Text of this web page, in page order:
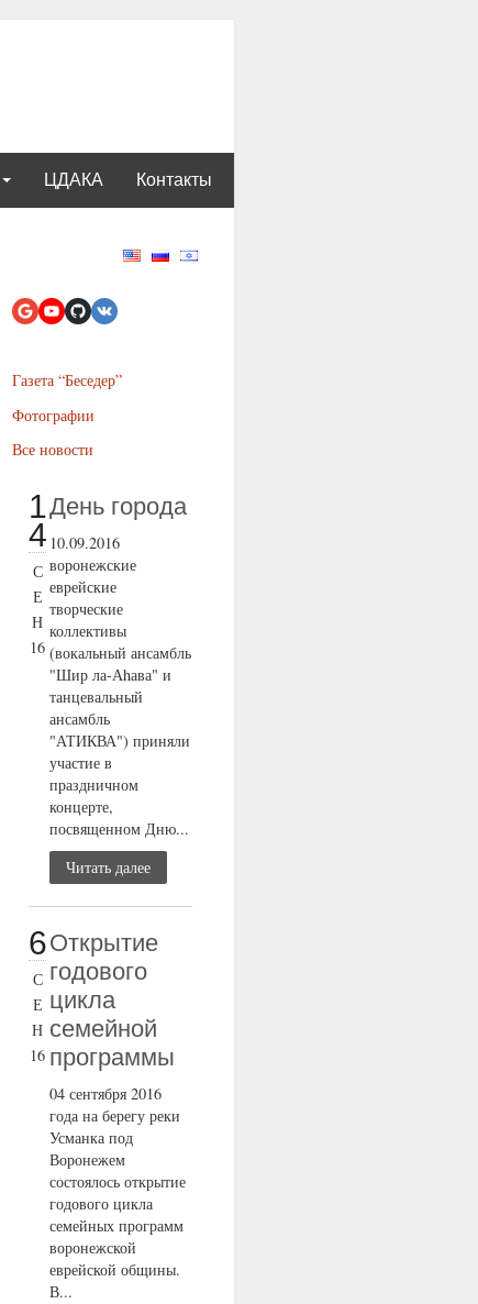
ЦДАКА Контакты
Газета “Беседер”
Фотографии
Все новости
1
4
С
Е
Н
16
День города
10.09.2016
воронежские
еврейские
творческие
коллективы
(вокальный ансамбль
"Шир ла-Аhава" и
танцевальный
ансамбль
"АТИКВА") приняли
участие в
праздничном
концерте,
посвященном Дню...
Читать далее
6
С
Е
Н
16
Открытие
годового
цикла
семейной
программы
04 сентября 2016
года на берегу реки
Усманка под
Воронежем
состоялось открытие
годового цикла
семейных программ
воронежской
еврейской общины.
В...